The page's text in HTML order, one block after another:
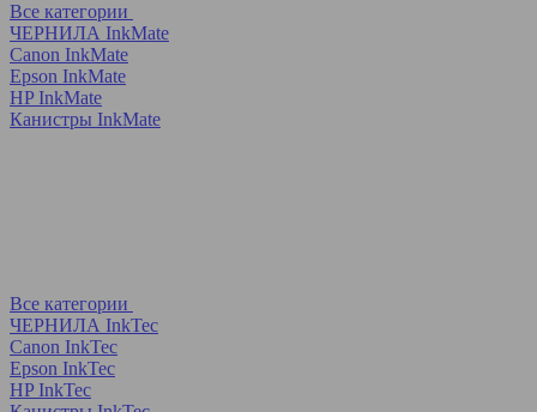
Все категории
ЧЕРНИЛА InkMate
Canon InkMate
Epson InkMate
HP InkMate
Канистры InkMate
Все категории
ЧЕРНИЛА InkTec
Canon InkTec
Epson InkTec
HP InkTec